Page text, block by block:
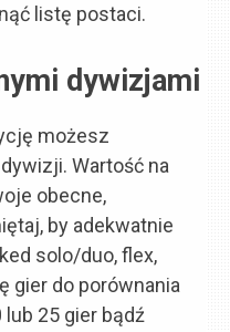
listę postaci.
dywizjami
możesz
Wartość na
obecne,
by adekwatnie
solo/duo, flex,
gier do porównania
25 gier bądź